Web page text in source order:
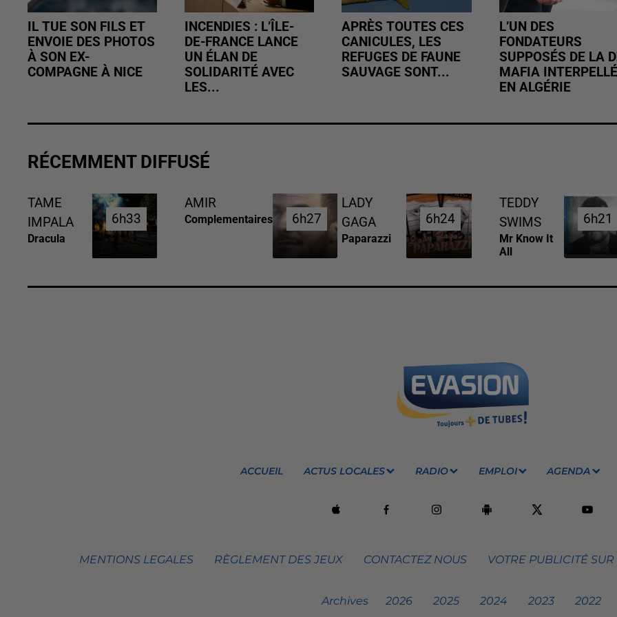
IL TUE SON FILS ET
ENVOIE DES PHOTOS
À SON EX-
COMPAGNE À NICE
INCENDIES : L’ÎLE-
DE-FRANCE LANCE
UN ÉLAN DE
SOLIDARITÉ AVEC
LES...
APRÈS TOUTES CES
CANICULES, LES
REFUGES DE FAUNE
SAUVAGE SONT...
L’UN DES
FONDATEURS
SUPPOSÉS DE LA
MAFIA INTERPELLÉ
EN ALGÉRIE
RÉCEMMENT DIFFUSÉ
TAME
IMPALA
Dracula
6h33
6h33
AMIR
Complementaires 6h27
6h27
LADY
GAGA
Paparazzi
6h24
6h24
TEDDY
SWIMS
Mr Know It
All
6h21
6h21
ACCUEIL ACTUS LOCALES RADIO EMPLOI AGENDA
MENTIONS LEGALES RÈGLEMENT DES JEUX CONTACTEZ NOUS VOTRE PUBLICITÉ
Archives 2026 2025 2024 2023 2022